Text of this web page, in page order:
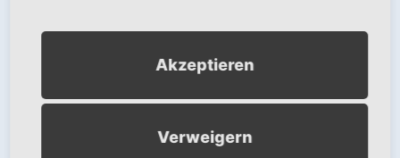
Wir benötigen Ihre
Zustimmung, um den
Google Maps-Service zu
Akzeptieren
Verweigern